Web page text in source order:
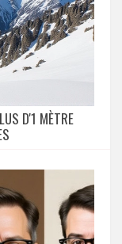
D'1 MÈTRE